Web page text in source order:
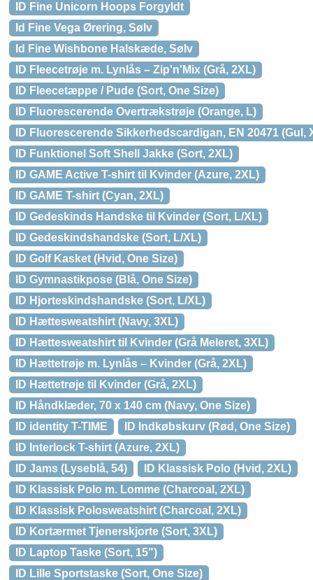
ID Fine Unicorn Hoops Forgyldt
Id Fine Vega Ørering, Sølv
Id Fine Wishbone Halskæde, Sølv
ID Fleecetrøje m. Lynlås – Zip'n'Mix (Grå, 2XL)
ID Fleecetæppe / Pude (Sort, One Size)
ID Fluorescerende Overtrækstrøje (Orange, L)
ID Fluorescerende Sikkerhedscardigan, EN 20471 (Gul,
ID Funktionel Soft Shell Jakke (Sort, 2XL)
ID GAME Active T-shirt til Kvinder (Azure, 2XL)
ID GAME T-shirt (Cyan, 2XL)
ID Gedeskinds Handske til Kvinder (Sort, L/XL)
ID Gedeskindshandske (Sort, L/XL)
ID Golf Kasket (Hvid, One Size)
ID Gymnastikpose (Blå, One Size)
ID Hjorteskindshandske (Sort, L/XL)
ID Hættesweatshirt (Navy, 3XL)
ID Hættesweatshirt til Kvinder (Grå Meleret, 3XL)
ID Hættetrøje m. Lynlås – Kvinder (Grå, 2XL)
ID Hættetrøje til Kvinder (Grå, 2XL)
ID Håndklæder, 70 x 140 cm (Navy, One Size)
ID identity T-TIME
ID Indkøbskurv (Rød, One Size)
ID Interlock T-shirt (Azure, 2XL)
ID Jams (Lyseblå, 54)
ID Klassisk Polo (Hvid, 2XL)
ID Klassisk Polo m. Lomme (Charcoal, 2XL)
ID Klassisk Polosweatshirt (Charcoal, 2XL)
ID Kortærmet Tjenerskjorte (Sort, 3XL)
ID Laptop Taske (Sort, 15")
ID Lille Sportstaske (Sort, One Size)